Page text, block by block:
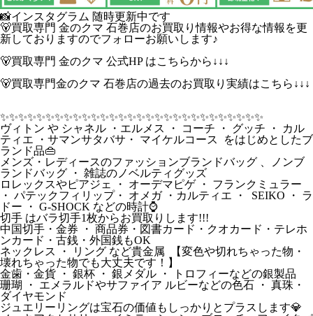
📸インスタグラム 随時更新中です
🐻買取専門 金のクマ 石巻店のお買取り情報やお得な情報を更
新しておりますのでフォローお願いします♪
🐻買取専門 金のクマ 公式HP はこちらから↓↓↓
🐻買取専門金のクマ 石巻店の過去のお買取り実績はこちら↓↓↓
✨️✨️✨️✨️✨️✨️✨️✨️✨️✨️✨️✨️✨️✨️✨️✨️✨️✨️✨️✨️✨️✨️✨️✨️✨️✨️✨️✨️✨️
ヴィトン や シャネル ・エルメス ・ コーチ ・ グッチ ・ カル
ティエ ・サマンサタバサ・ マイケルコース をはじめとしたブ
ランド品👜
メンズ・レディースのファッションブランドバッグ 、ノンブ
ランドバッグ ・ 雑誌のノベルティグッズ
ロレックスやピアジェ ・ オーデマピゲ ・ フランクミュラー
・ パテックフィリップ・ オメガ ・カルティエ ・ SEIKO ・ ラ
ドー ・ G-SHOCK などの時計⌚
切手 はバラ切手1枚からお買取りします!!!
中国切手・金券 ・ 商品券・図書カード・クオカード・テレホ
ンカード・古銭・外国銭もOK
ネックレス ・ リング など貴金属 【変色や切れちゃった物・
壊れちゃった物でも大丈夫です！】
金歯・金貨 ・ 銀杯 ・ 銀メダル ・ トロフィーなどの銀製品
珊瑚 ・ エメラルドやサファイア ルビーなどの色石 ・ 真珠・
ダイヤモンド
ジュエリーリングは宝石の価値もしっかりとプラスします💎